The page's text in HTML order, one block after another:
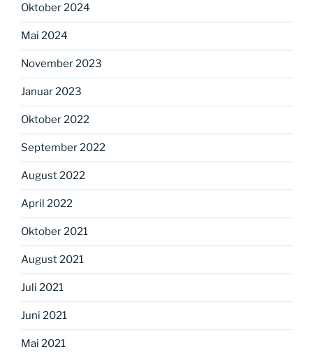
Oktober 2024
Mai 2024
November 2023
Januar 2023
Oktober 2022
September 2022
August 2022
April 2022
Oktober 2021
August 2021
Juli 2021
Juni 2021
Mai 2021